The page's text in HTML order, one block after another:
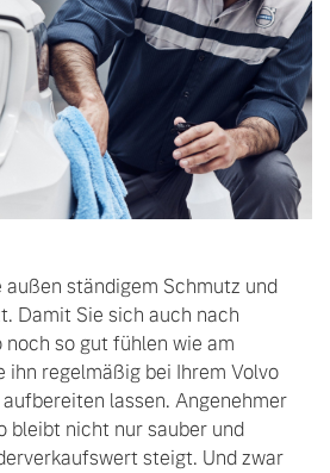
außen ständigem Schmutz und
Damit Sie sich auch nach
so gut fühlen wie am
ihn regelmäßig bei Ihrem Volvo
lassen. Angenehmer
bleibt nicht nur sauber und
steigt. Und zwar